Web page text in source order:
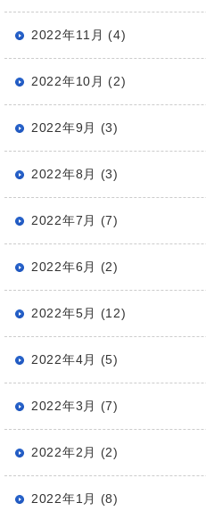
2022年11月 (4)
2022年10月 (2)
2022年9月 (3)
2022年8月 (3)
2022年7月 (7)
2022年6月 (2)
2022年5月 (12)
2022年4月 (5)
2022年3月 (7)
2022年2月 (2)
2022年1月 (8)